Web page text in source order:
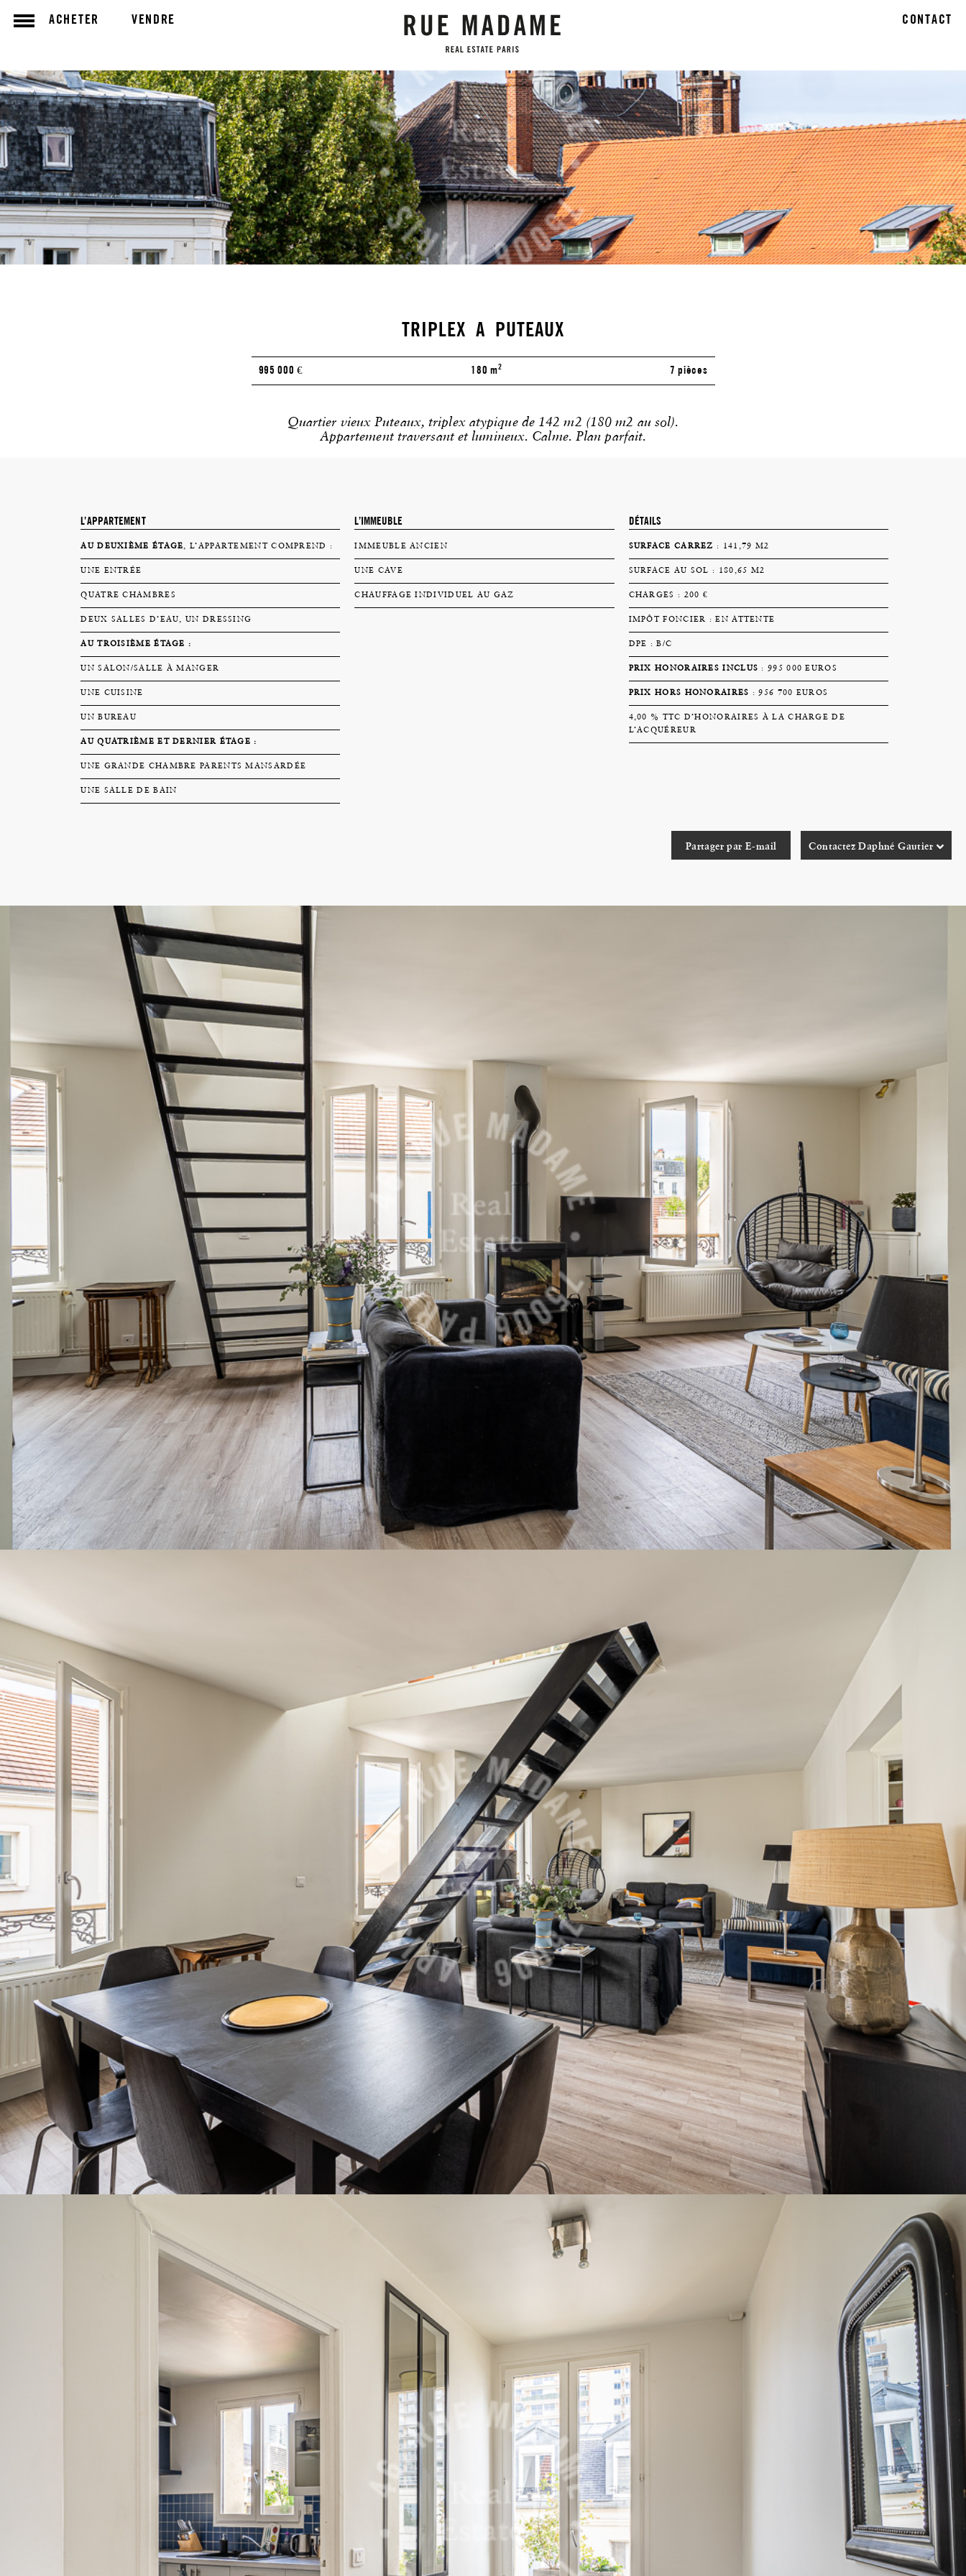
ACHETER VENDRE CONTACT
TRIPLEX A PUTEAUX
995 000 € 180 m2 7 pièces
Quartier vieux Puteaux, triplex atypique de 142 m2 (180 m2 au sol).
Appartement traversant et lumineux. Calme. Plan parfait.
L’APPARTEMENT
AU DEUXIÈME ÉTAGE, L’APPARTEMENT COMPREND :
UNE ENTRÉE
QUATRE CHAMBRES
DEUX SALLES D’EAU, UN DRESSING
AU TROISIÈME ÉTAGE :
UN SALON/SALLE À MANGER
UNE CUISINE
UN BUREAU
AU QUATRIÈME ET DERNIER ÉTAGE :
UNE GRANDE CHAMBRE PARENTS MANSARDÉE
UNE SALLE DE BAIN
L’IMMEUBLE
IMMEUBLE ANCIEN
UNE CAVE
CHAUFFAGE INDIVIDUEL AU GAZ
DÉTAILS
SURFACE CARREZ : 141,79 M2
SURFACE AU SOL : 180,65 M2
CHARGES : 200 €
IMPÔT FONCIER : EN ATTENTE
DPE : B/C
PRIX HONORAIRES INCLUS : 995 000 EUROS
PRIX HORS HONORAIRES : 956 700 EUROS
4,00 % TTC D’HONORAIRES À LA CHARGE DE
L’ACQUÉREUR
Partager par E-mail Contactez Daphné Gautier